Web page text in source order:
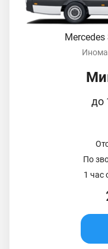
до
По
1 час